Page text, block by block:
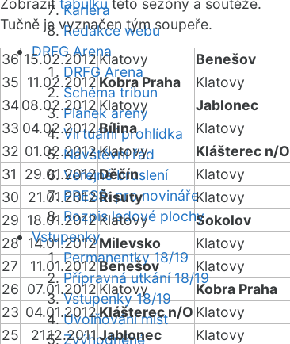
Kariéra
Redakce webu
DRFG Arena
DRFG Arena
Schéma tribun
Plánek areny
Virtuální prohlídka
Návštěvní řád
Veřejné bruslení
PRESS: pro novináře
Rozpis ledové plochy
Vstupenky
Permanentky 18/19
Přípravná utkání 18/19
Vstupenky 18/19
Uvolňování míst
Zvýhodněné
Zobrazit tabulku této sezóny a soutěže.
Tučně je vyznačen tým soupeře.
36 15.02.2012 Klatovy Benešov
35 11.02.2012Kobra Praha Klatovy
3408.02.2012 Klatovy Jablonec
33 04.02.2012Bílina Klatovy
32 01.02.2012Klatovy Klášterec n/O
31
29.01.2012Děčín Klatovy
30
21.01.2012Řisuty Klatovy
29 18.01.2012Klatovy Sokolov
28 14.01.2012Milevsko Klatovy
27
11.01.2012Benešov Klatovy
26 07.01.2012 Klatovy Kobra Praha
23 04.01.2012Klášterec n/O Klatovy
25
21.12.2011 Jablonec Klatovy